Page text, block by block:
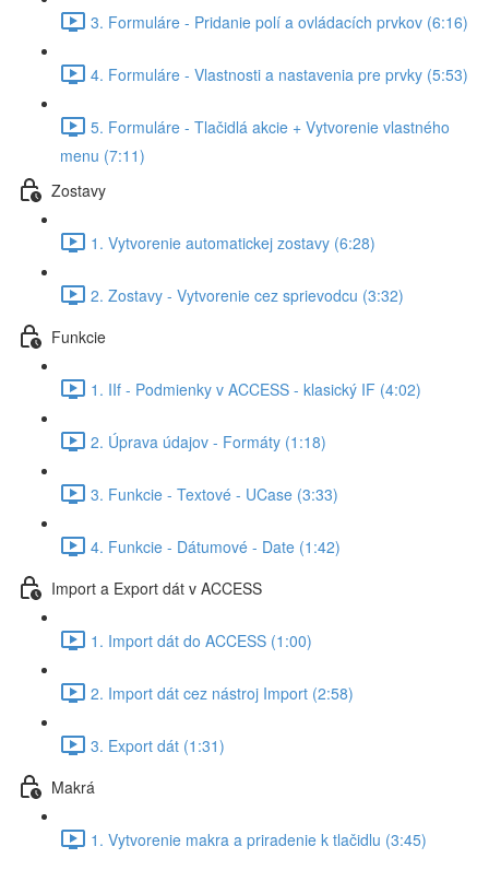
3. Formuláre - Pridanie polí a ovládacích prvkov (6:16)
4. Formuláre - Vlastnosti a nastavenia pre prvky (5:53)
5. Formuláre - Tlačidlá akcie + Vytvorenie vlastného
menu (7:11)
Zostavy
1. Vytvorenie automatickej zostavy (6:28)
2. Zostavy - Vytvorenie cez sprievodcu (3:32)
Funkcie
1. IIf - Podmienky v ACCESS - klasický IF (4:02)
2. Úprava údajov - Formáty (1:18)
3. Funkcie - Textové - UCase (3:33)
4. Funkcie - Dátumové - Date (1:42)
Import a Export dát v ACCESS
1. Import dát do ACCESS (1:00)
2. Import dát cez nástroj Import (2:58)
3. Export dát (1:31)
Makrá
1. Vytvorenie makra a priradenie k tlačidlu (3:45)